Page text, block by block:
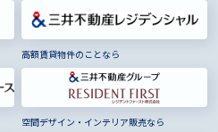
高額賃貸物件のことなら
空間デザイン・インテリア販売なら